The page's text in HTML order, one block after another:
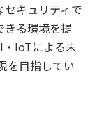
キュリティで
きる環境を提
IoTによる未
を目指してい